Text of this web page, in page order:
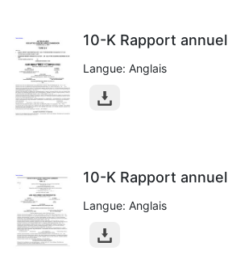
10-K Rapport annuel
Langue: Anglais
10-K Rapport annuel
Langue: Anglais